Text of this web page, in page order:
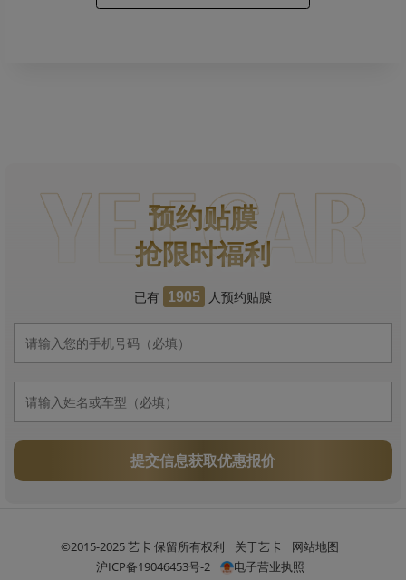
预约贴膜
抢限时福利
已有 1905 人预约贴膜
提交信息获取优惠报价
©2015-2025 艺卡 保留所有权利 关于艺卡
网站地图
沪ICP备19046453号-2
电子营业执照